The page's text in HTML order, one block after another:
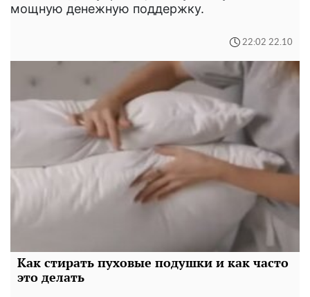
мощную денежную поддержку.
22:02 22.10
Как стирать пуховые подушки и как часто
это делать